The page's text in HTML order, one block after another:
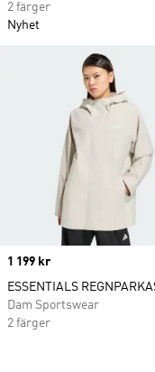
2 färger
Nyhet
Price
1 199 kr
ESSENTIALS
Dam Sportswear
2 färger